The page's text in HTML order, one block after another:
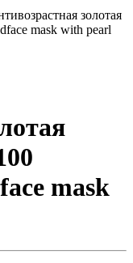
золотая
mask with pearl
mask